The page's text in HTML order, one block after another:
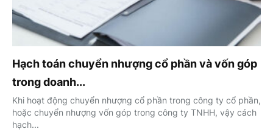
Hạch toán chuyển nhượng cổ phần và vốn góp
trong doanh...
Khi hoạt động chuyển nhượng cổ phần trong công ty cổ phần,
hoặc chuyển nhượng vốn góp trong công ty TNHH, vậy cách
hạch...